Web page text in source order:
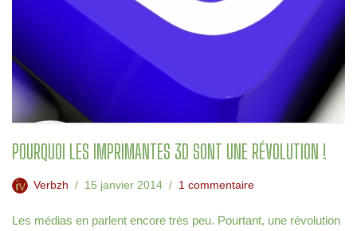
POURQUOI LES IMPRIMANTES 3D SONT UNE RÉVOLUTION !
Verbzh 15 janvier 2014 1 commentaire
Les médias en parlent encore très peu. Pourtant, une révolution